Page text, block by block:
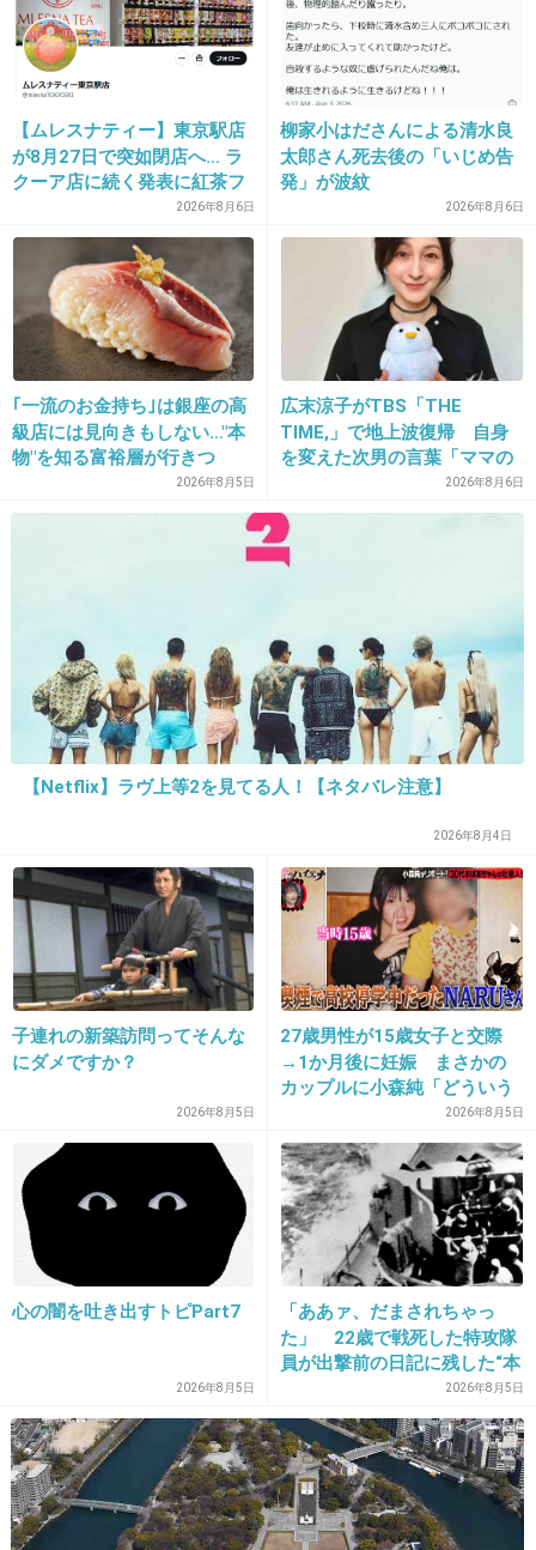
19. 匿名2015/07/23(木) 15:10:00
出典：biyomonitor.cocolog-nifty.com
20. 匿名 2015/07/23(木) 15:18:30
12
え…
子供小さくて働けないけど、できる範囲で少し
でも生活の足しに稼ぎたいって意味かと最初思
って、けなげな奥さんだなぁ〜って思ったら…
自分がエステ行きたいだけかよ…
4カ月の子供いて自分がエステ行きたいけど、
モヤモヤするわ。
+67 -14
21. 匿名 2015/07/23(木) 15:27:25
20さん
主です。
確かに生活の足しにはしたいです。
エステに無料でいけてお金貰えるのが目的です。
でも、毎日当たり前ですが育児もきちんとしています。
一日だけエステに無料で行くのがダメなことでしょうか？
2時間くらいは私も息抜きしたいと思います。
そのお金で子供の服やおもちゃも少ないながら買えると思っただけです。
22. 匿名
独身時代に貯金しなかったの？
+21 -13
行ったことあるけど、施術があまりにも雑で、
終了までには断る決心をしていた。
【ムレスナティー】東京駅店
が8月27日で突如閉店へ… ラ
クーア店に続く発表に紅茶フ
ァンから「またか」「手軽に
買えたのに」と嘆きの声
2026年8月6日
柳家小はださんによる清水良
太郎さん死去後の「いじめ告
発」が波紋
2026年8月6日
｢一流のお金持ち｣は銀座の高
級店には見向きもしない…"本
物"を知る富裕層が行きつ
く"究極のスシ"の正体2026年8月5日
広末涼子がTBS「THE
TIME,」で地上波復帰 自身
を変えた次男の言葉「ママの
ファンの人なら、知りたいん
じゃないか」
2026年8月6日
【Netflix】ラヴ上等2を見てる人！【ネタバレ注意】
2026年8月4日
子連れの新築訪問ってそんな
にダメですか？
2026年8月5日
27歳男性が15歳女子と交際
→1か月後に妊娠 まさかの
カップルに小森純「どういう
事？だいぶあぶねぇよ」2026年8月5日
心の闇を吐き出すトピPart7
2026年8月5日
「ああァ、だまされちゃっ
た」 22歳で戦死した特攻隊
員が出撃前の日記に残した“本
2026年8月5日